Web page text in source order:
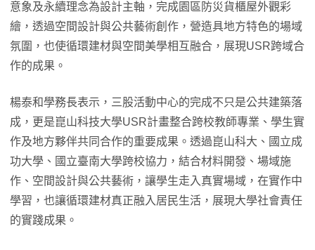
意象及永續理念為設計主軸，完成園區防災貨櫃屋外觀彩
繪，透過空間設計與公共藝術創作，營造具地方特色的場域
氛圍，也使循環建材與空間美學相互融合，展現USR跨域合
作的成果。
楊泰和學務長表示，三股活動中心的完成不只是公共建築落
成，更是崑山科技大學USR計畫整合跨校教師專業、學生實
作及地方夥伴共同合作的重要成果。透過崑山科大、國立成
功大學、國立臺南大學跨校協力，結合材料開發、場域施
作、空間設計與公共藝術，讓學生走入真實場域，在實作中
學習，也讓循環建材真正融入居民生活，展現大學社會責任
的實踐成果。